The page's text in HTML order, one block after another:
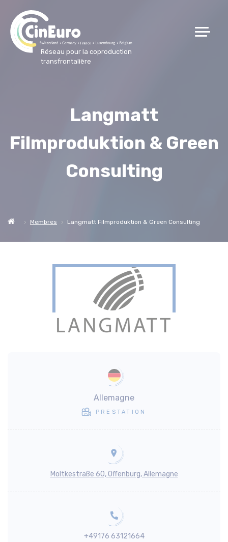
Réseau pour la coproduction
transfrontalière
Langmatt
Filmproduktion & Green
Consulting
Membres Langmatt Filmproduktion & Green Consulting
Allemagne
PRESTATION
Moltkestraße 60, Offenburg, Allemagne
+49176 63121664